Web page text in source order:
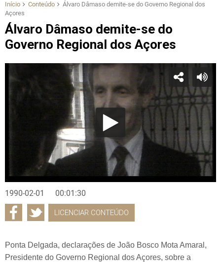
Início Conteúdo
Álvaro Dâmaso demite-se do Governo Regional dos
Açores
Álvaro Dâmaso demite-se do
Governo Regional dos Açores
1990-02-01 00:01:30
LICENCIAR CONTEÚDO
Ponta Delgada, declarações de João Bosco Mota Amaral,
Presidente do Governo Regional dos Açores, sobre a